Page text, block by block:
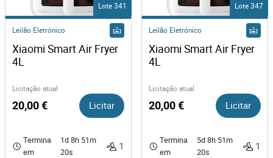
Lote 341
Leilão Eletrónico
Xiaomi Smart Air Fryer
4L
Licitação atual
20,00 € Licitar
Termina
em
1d 8h 51m
20s
1
Lote 347
Leilão Eletrónico
Xiaomi Smart Air Fryer
4L
Licitação atual
20,00 € Licitar
Termina
em
5d 8h 51m
20s
1